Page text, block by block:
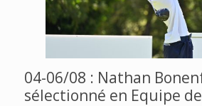
04-06/08 : Nathan
sélectionné en Equipe